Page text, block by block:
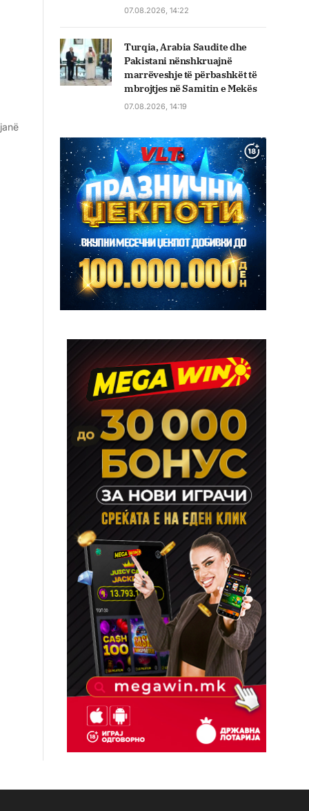
07.08.2026, 14:22
Turqia, Arabia Saudite dhe
Pakistani nënshkruajnë
marrëveshje të përbashkët të
mbrojtjes në Samitin e Mekës
07.08.2026, 14:19